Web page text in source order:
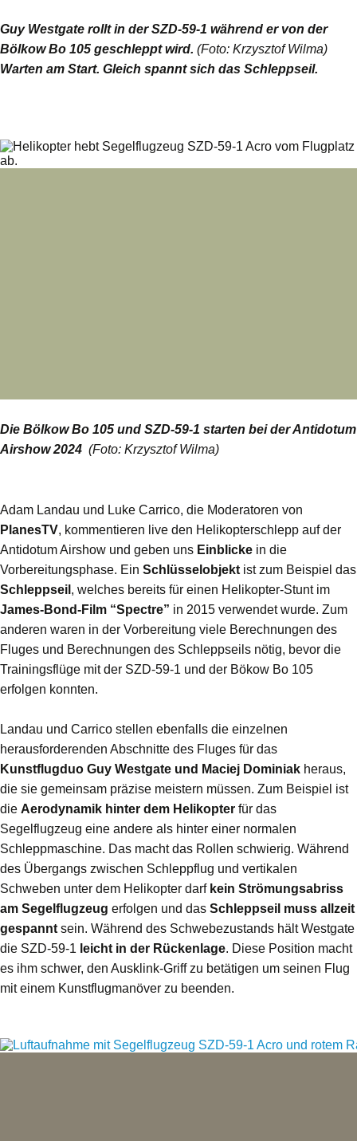
Guy Westgate rollt in der SZD-59-1 während er von der
Bölkow Bo 105 geschleppt wird. (Foto: Krzysztof Wilma)
Warten am Start. Gleich spannt sich das Schleppseil.
Die Bölkow Bo 105 und SZD-59-1 starten bei der Antidotum
Airshow 2024 (Foto: Krzysztof Wilma)
Adam Landau und Luke Carrico, die Moderatoren von
PlanesTV, kommentieren live den Helikopterschlepp auf der
Antidotum Airshow und geben uns Einblicke in die
Vorbereitungsphase. Ein Schlüsselobjekt ist zum Beispiel das
Schleppseil , welches bereits für einen Helikopter-Stunt im
James-Bond-Film “Spectre” in 2015 verwendet wurde. Zum
anderen waren in der Vorbereitung viele Berechnungen des
Fluges und Berechnungen des Schleppseils nötig, bevor die
Trainingsflüge mit der SZD-59-1 und der Bökow Bo 105
erfolgen konnten.
Landau und Carrico stellen ebenfalls die einzelnen
herausforderenden Abschnitte des Fluges für das
Kunstflugduo Guy Westgate und Maciej Dominiak heraus,
die sie gemeinsam präzise meistern müssen. Zum Beispiel ist
die Aerodynamik hinter dem Helikopter für das
Segelflugzeug eine andere als hinter einer normalen
Schleppmaschine. Das macht das Rollen schwierig. Während
des Übergangs zwischen Schleppflug und vertikalen
Schweben unter dem Helikopter darf kein Strömungsabriss
am Segelflugzeug erfolgen und das Schleppseil muss allzeit
gespannt sein. Während des Schwebezustands hält Westgate
die SZD-59-1 leicht in der Rückenlage. Diese Position macht
es ihm schwer, den Ausklink-Griff zu betätigen um seinen Flug
mit einem Kunstflugmanöver zu beenden.